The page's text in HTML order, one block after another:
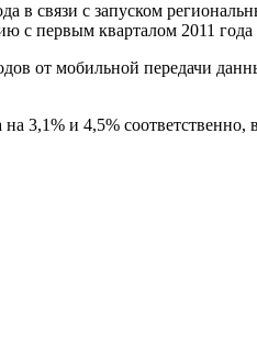
связи с запуском
с первым кварталом 2011
от мобильной передачи
3,1% и 4,5%